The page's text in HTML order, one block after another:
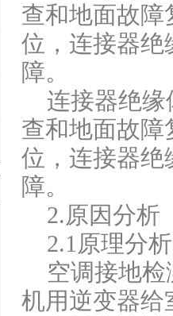
查和地面故障
位，连接器绝
障。
连接器绝缘
查和地面故障
位，连接器绝
障。
2.原因分析
2.1原理分析
空调接地
机用逆变器给